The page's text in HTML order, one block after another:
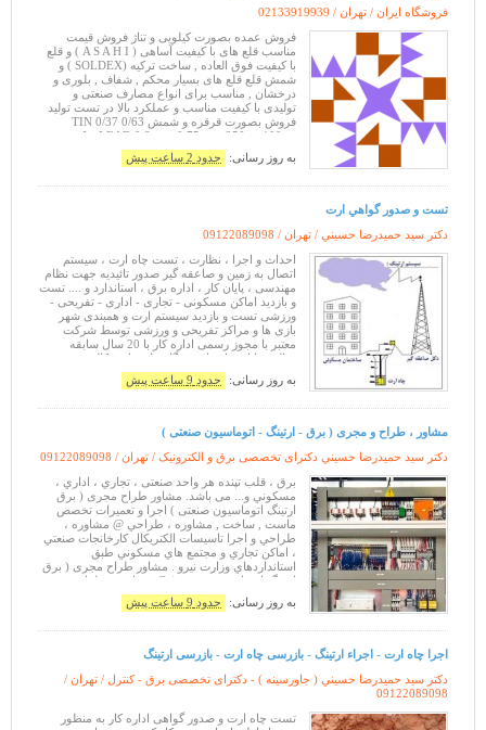
فروشگاه ایران / تهران / 02133919939
فروش عمده بصورت کیلویی و تناژ فروش قیمت
مناسب قلع های با کیفیت آساهی ( A S A H I ) و قلع
با کیفیت فوق العاده , ساخت ترکیه (SOLDEX ) و
شمش قلع قلع های بسیار محکم , شفاف , بلوری و
درخشان , مناسب برای انواع مصارف صنعتی و
تولیدی با کیفیت مناسب و عملکرد بالا در تست تولید
فروش بصورت قرقره و شمش 0/63 TIN 0/37
LEAD 0.8 mm 0.75 mm 250 gr 100 gr ترکیب:
Sn63 / Pb37 و Sn60 / Pb40 • هسته فلاکس
به روز رسانی: حدود 2 ساعت پیش
تست و صدور گواهي ارت
دكتر سيد حميدرضا حسيني / تهران / 09122089098
احداث و اجرا ، نظارت ، تست چاه ارت ، سیستم
اتصال به زمین و صاعقه گیر صدور تائیدیه جهت نظام
مهندسی ، پایان کار ، اداره برق ، استاندارد و .... تست
و بازدید اماکن مسکونی - تجاری - اداری - تفریحی -
ورزشی تست و بازدید سیستم ارت و همبندی شهر
بازی ها و مراکز تفریحی و ورزشی توسط شرکت
معتبر با مجوز رسمی اداره کار با 20 سال سابقه
فعالیت با استفاده از دستگاه های ژاپنی کالیبره شده ،
بدون کوچکترین خطا در
به روز رسانی: حدود 9 ساعت پیش
مشاور ، طراح و مجری ( برق - ارتینگ - اتوماسیون صنعتی )
دکتر سيد حميدرضا حسيني دکترای تخصصی برق و الکترونیک / تهران / 09122089098
برق ، قلب تپنده هر واحد صنعتی ، تجاري ، اداري ،
مسكوني و... می باشد. مشاور طراح مجری ( برق
ارتینگ اتوماسیون صنعتی ) اجرا و تعمیرات تخصص
ماست , ساخت , مشاوره ، طراحي @ مشاوره ،
طراحي و اجرا تاسيسات الكتريكال كارخانجات صنعتي
، اماكن تجاري و مجتمع هاي مسكوني طبق
استانداردهاي وزارت نيرو . مشاور طراح مجری ( برق
ارتینگ اتوماسیون صنعتی ) @ مشاوره ، طراحي و
ساخت تابلو برقهاي توزيع ، فرمان ، خازن
به روز رسانی: حدود 9 ساعت پیش
اجرا چاه ارت - اجراء ارتینگ - بازرسی چاه ارت - بازرسی ارتینگ
دکتر سيد حميدرضا حسيني ( جاورسینه ) - دکترای تخصصی برق - كنترل / تهران /
09122089098
تست چاه ارت و صدور گواهی اداره کار به منظور